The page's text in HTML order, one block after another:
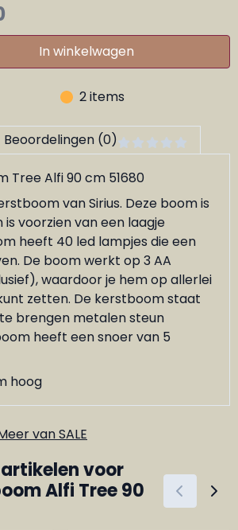
In winkelwagen
2items
Beoordelingen (0)
Tree Alfi 90 cm 51680
van Sirius. Deze boom is
voorzien van een laagje
heeft 40 led lampjes die een
De boom werkt op 3 AA
waardoor je hem op allerlei
zetten. De kerstboom staat
brengen metalen steun
heeft een snoer van 5
hoog
van SALE
voor
Alfi Tree 90